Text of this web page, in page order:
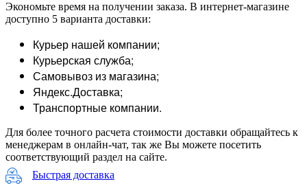
Экономьте время на получении заказа. В интернет-магазине
доступно 5 варианта доставки:
Курьер нашей компании;
Курьерская служба;
Самовывоз из магазина;
Яндекс.Доставка;
Транспортные компании.
Для более точного расчета стоимости доставки обращайтесь к
менеджерам в онлайн-чат, так же Вы можете посетить
соответствующий раздел на сайте.
Быстрая доставка